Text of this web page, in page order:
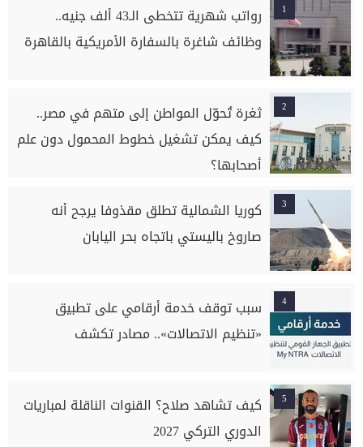
1
رواتب شهرية تتخطى الـ43 ألف جنيه..
وظائف شاغرة بالسفارة الأمريكية بالقاهرة
2
ثغرة تُحوّل المواطن إلى متهم في مصر..
كيف يمكن تشغيل خطوط المحمول دون علم
أصحابها؟
3
كوريا الشمالية تطلق مقذوفا يرجح أنه
صاروخ باليستي باتجاه بحر اليابان
4
سبب توقف خدمة أرقامي على تطبيق
«تنظيم الاتصالات».. مصادر تكشف
5
كيف تشاهد صلاح؟ القنوات الناقلة لمباريات
الدوري التركي 2027